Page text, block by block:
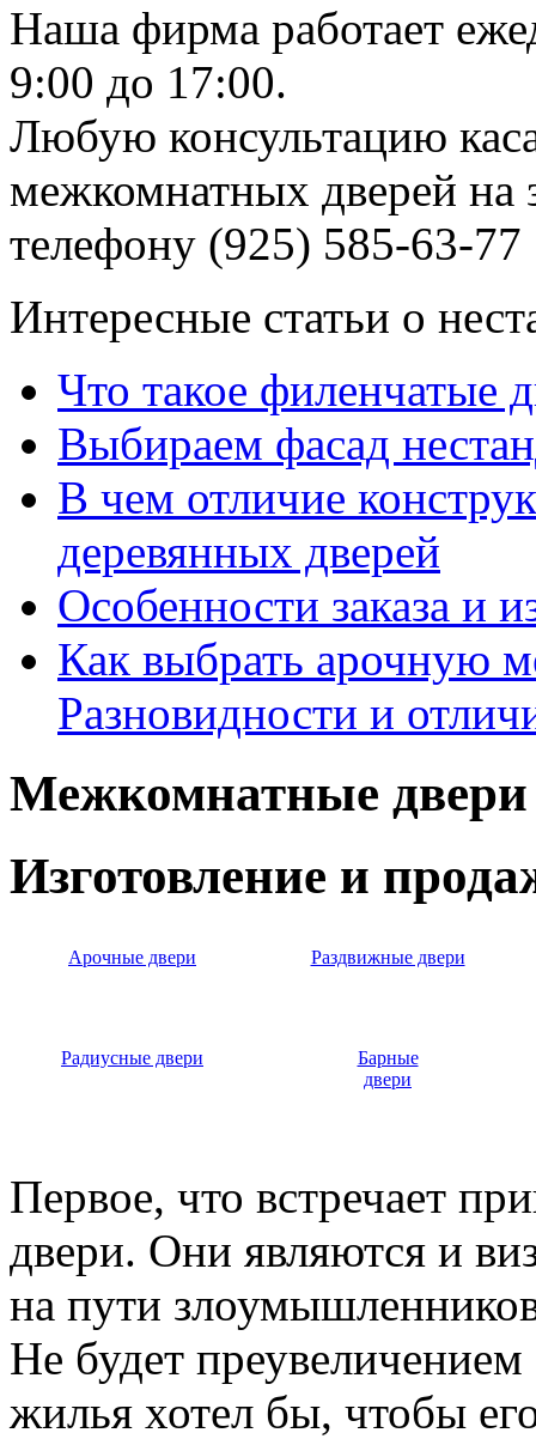
Наша фирма работает
9:00 до 17:00.
Любую консультацию
межкомнатных дверей на
телефону (925) 585-63-77
Интересные статьи о
Что такое филенчатые
Выбираем фасад
В чем отличие
деревянных дверей
Особенности заказа и
Как выбрать арочную
Разновидности и
Межкомнатные двери
Изготовление и
Арочные двери Раздвижные двери
Радиусные двери
Барные
двери
Первое, что встречает
двери. Они являются и
на пути
Не будет
жилья хотел бы, чтобы